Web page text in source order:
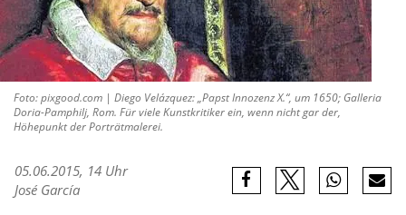
Foto: pixgood.com | Diego Velázquez: „Papst Innozenz X.“, um 1650; Galleria
Doria-Pamphilj, Rom. Für viele Kunstkritiker ein, wenn nicht gar der,
Höhepunkt der Porträtmalerei.
05.06.2015, 14 Uhr
José García